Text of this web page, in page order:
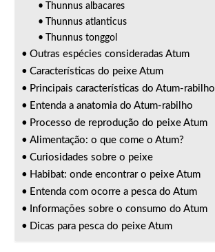
Thunnus albacares
Thunnus atlanticus
Thunnus tonggol
Outras espécies consideradas Atum
Características do peixe Atum
Principais características do Atum-rabilho
Entenda a anatomia do Atum-rabilho
Processo de reprodução do peixe Atum
Alimentação: o que come o Atum?
Curiosidades sobre o peixe
Habibat: onde encontrar o peixe Atum
Entenda com ocorre a pesca do Atum
Informações sobre o consumo do Atum
Dicas para pesca do peixe Atum